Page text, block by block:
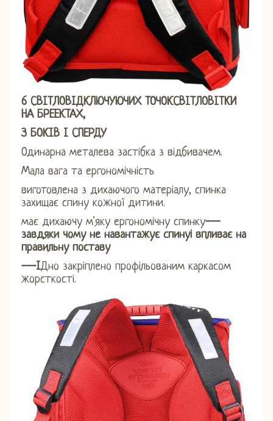
6 СВІТЛОВІДКЛЮЧУЮЧИХ ТОЧОКСВІТЛОВІТКИ
НА БРЕЕКТАХ,
З БОКІВ І СПЕРДУ
Одинарна металева застібка з відбивачем.
Мала вага та ергономічність
виготовлена ​​з дихаючого матеріалу, спинка
захищає спину кожної дитини.
має дихаючу м'яку ергономічну спинку---
завдяки чому не навантажує спинуі впливає на
правильну поставу
---ІДно закріплено профільованим каркасом
жорсткості.